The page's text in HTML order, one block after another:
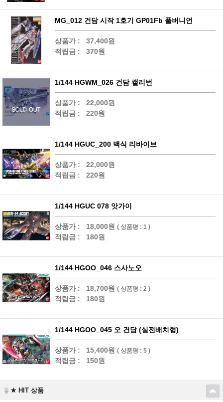
MG_012 건담 시작 1호기 GP01Fb 풀버니언
상품가 :
37,400원
적립금 :
370원
1/144 HGWM_026 건담 캘리번
상품가 :
22,000원
적립금 :
220원
1/144 HGUC_200 백식 리바이브
상품가 :
22,000원
적립금 :
220원
1/144 HGUC 078 앗가이
상품가 : 18,000원 ( 상품평 : 1 )
적립금 : 180원
1/144 HGOO_046 스사노오
상품가 : 18,700원 ( 상품평 : 2 )
적립금 : 180원
1/144 HGOO_045 오 건담 (실전배치형)
상품가 : 15,400원 ( 상품평 : 5 )
적립금 : 150원
★ HIT 상품